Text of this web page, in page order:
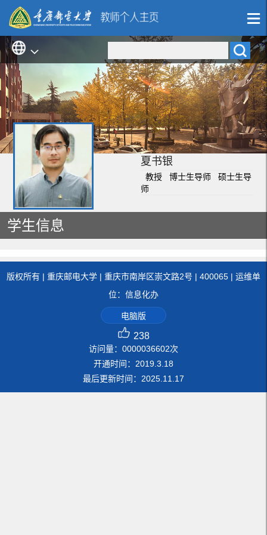
夏书银
教授 博士生导师 硕士生导
师
学生信息
版权所有 | 重庆邮电大学 | 重庆市南岸区崇文路2号 | 400065 | 运维单
位：信息化办
电脑版
238
访问量： 0000036602次
开通时间： 2019 3 18
最后更新时间： 2025 11 17